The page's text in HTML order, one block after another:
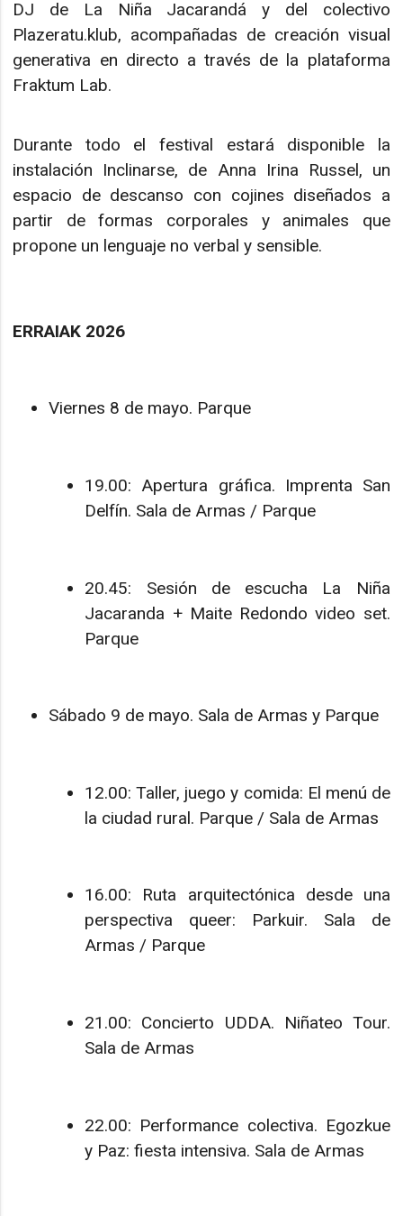
DJ de La Niña Jacarandá y del colectivo
Plazeratu.klub, acompañadas de creación visual
generativa en directo a través de la plataforma
Fraktum Lab.
Durante todo el festival estará disponible la
instalación Inclinarse, de Anna Irina Russel, un
espacio de descanso con cojines diseñados a
partir de formas corporales y animales que
propone un lenguaje no verbal y sensible.
ERRAIAK 2026
Viernes 8 de mayo. Parque
19.00: Apertura gráfica. Imprenta San
Delfín. Sala de Armas / Parque
20.45: Sesión de escucha La Niña
Jacaranda + Maite Redondo video set.
Parque
Sábado 9 de mayo. Sala de Armas y Parque
12.00: Taller, juego y comida: El menú de
la ciudad rural. Parque / Sala de Armas
16.00: Ruta arquitectónica desde una
perspectiva queer: Parkuir. Sala de
Armas / Parque
21.00: Concierto UDDA. Niñateo Tour.
Sala de Armas
22.00: Performance colectiva. Egozkue
y Paz: fiesta intensiva. Sala de Armas